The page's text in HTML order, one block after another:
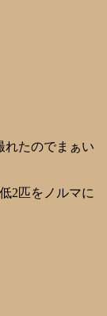
れたのでまぁい
2匹をノルマに